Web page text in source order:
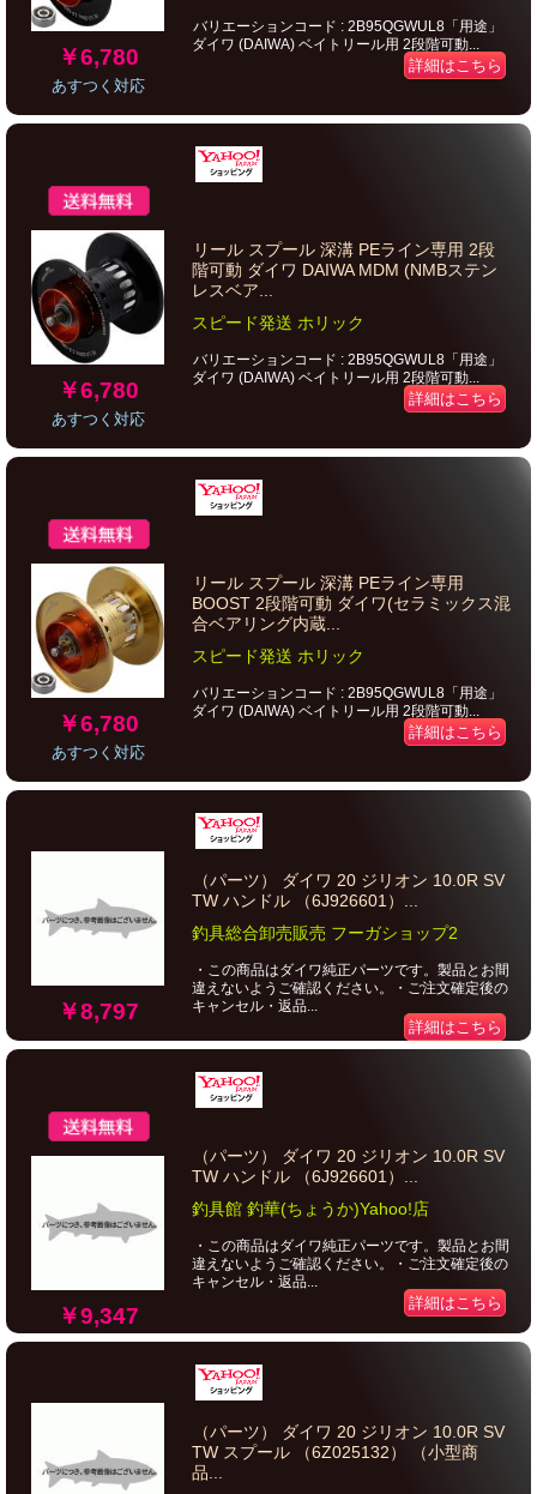
￥6,780
あすつく対応
バリエーションコード : 2B95QGWUL8「用途」
ダイワ (DAIWA) ベイトリール用 2段階可動...
詳細はこちら
￥6,780
あすつく対応
リール スプール 深溝 PEライン専用 2段
階可動 ダイワ DAIWA MDM (NMBステン
レスベア...
スピード発送 ホリック
バリエーションコード : 2B95QGWUL8「用途」
ダイワ (DAIWA) ベイトリール用 2段階可動...
詳細はこちら
￥6,780
あすつく対応
リール スプール 深溝 PEライン専用
BOOST 2段階可動 ダイワ(セラミックス混
合ベアリング内蔵...
スピード発送 ホリック
バリエーションコード : 2B95QGWUL8「用途」
ダイワ (DAIWA) ベイトリール用 2段階可動...
詳細はこちら
￥8,797
（パーツ） ダイワ 20 ジリオン 10.0R SV
TW ハンドル （6J926601）...
釣具総合卸売販売 フーガショップ2
・この商品はダイワ純正パーツです。製品とお間
違えないようご確認ください。・ご注文確定後の
キャンセル・返品...
詳細はこちら
￥9,347
（パーツ） ダイワ 20 ジリオン 10.0R SV
TW ハンドル （6J926601）...
釣具館 釣華(ちょうか)Yahoo!店
・この商品はダイワ純正パーツです。製品とお間
違えないようご確認ください。・ご注文確定後の
キャンセル・返品...
詳細はこちら
（パーツ） ダイワ 20 ジリオン 10.0R SV
TW スプール （6Z025132） （小型商
品...